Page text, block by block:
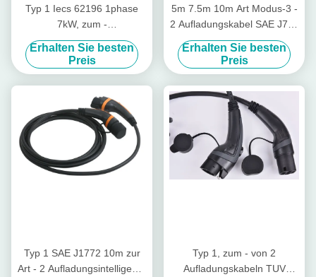
Typ 1 Iecs 62196 1phase
7kW, zum -
Aufladungskabels mit 2 EV
zu schreiben
Erhalten Sie besten
Preis
5m 7.5m 10m Art Modus-3 -
2 Aufladungskabel SAE J772
zu Iec 62196
Erhalten Sie besten
Preis
Typ 1 SAE J1772 10m zur
Art - 2 Aufladungsintelligente
Typ 1, zum - von 2
Aufladungskabeln TUV